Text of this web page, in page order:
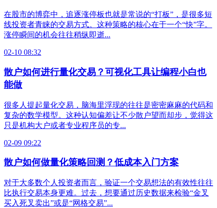
在股市的博弈中，追逐涨停板也就是常说的“打板”，是很多短
线投资者青睐的交易方式。这种策略的核心在于一个“快”字。
涨停瞬间的机会往往稍纵即逝...
02-10 08:32
散户如何进行量化交易？可视化工具让编程小白也
能做
很多人提起量化交易，脑海里浮现的往往是密密麻麻的代码和
复杂的数学模型。这种认知偏差让不少散户望而却步，觉得这
只是机构大户或者专业程序员的专...
02-09 09:22
散户如何做量化策略回测？低成本入门方案
对于大多数个人投资者而言，验证一个交易想法的有效性往往
比执行交易本身更难。过去，想要通过历史数据来检验“金叉
买入死叉卖出”或是“网格交易”...